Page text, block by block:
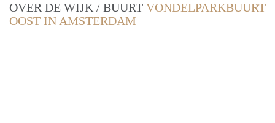
OVER DE WIJK / BUURT VONDELPARKBUURT
OOST IN AMSTERDAM